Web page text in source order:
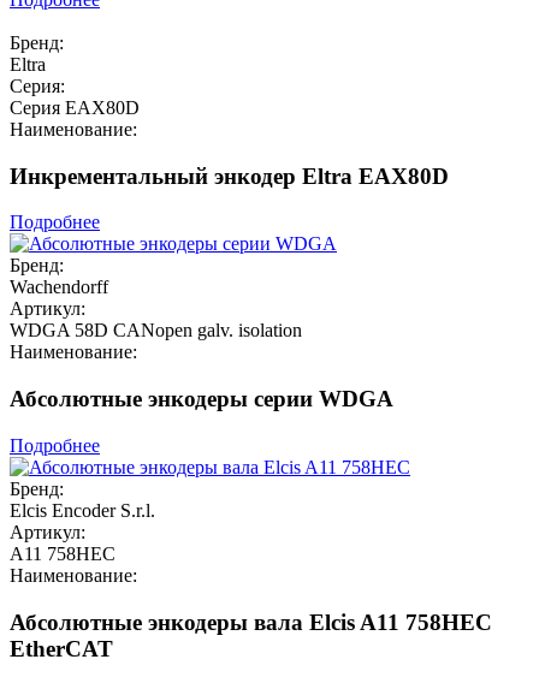
Бренд:
Eltra
Серия:
Серия EAX80D
Наименование:
Инкрементальный энкодер Eltra EAX80D
Подробнее
Бренд:
Wachendorff
Артикул:
WDGA 58D CANopen galv. isolation
Наименование:
Абсолютные энкодеры серии WDGA
Подробнее
Бренд:
Elcis Encoder S.r.l.
Артикул:
A11 758HEC
Наименование:
Абсолютные энкодеры вала Elcis A11 758HEC
EtherCAT